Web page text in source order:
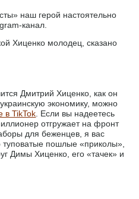
наш герой настоятельно
канал.
Хиценко молодец, сказано
Дмитрий Хиценко, как он
экономику, можно
в TikTok. Если вы надеетесь
отгружает на фронт
для беженцев, я вас
туповатые пошлые «приколы»,
Димы Хиценко, его «тачек» и